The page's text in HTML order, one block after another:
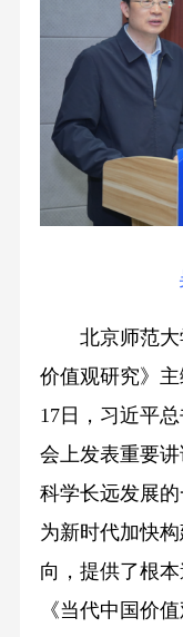
北京师范大
价值观研究》主
17日，习近平
会上发表重要
科学长远发展
为新时代加快
向，提供了根
《当代中国价